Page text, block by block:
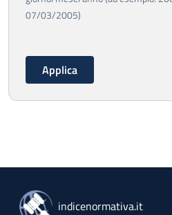
07/03/2005)
indicenormativa.it